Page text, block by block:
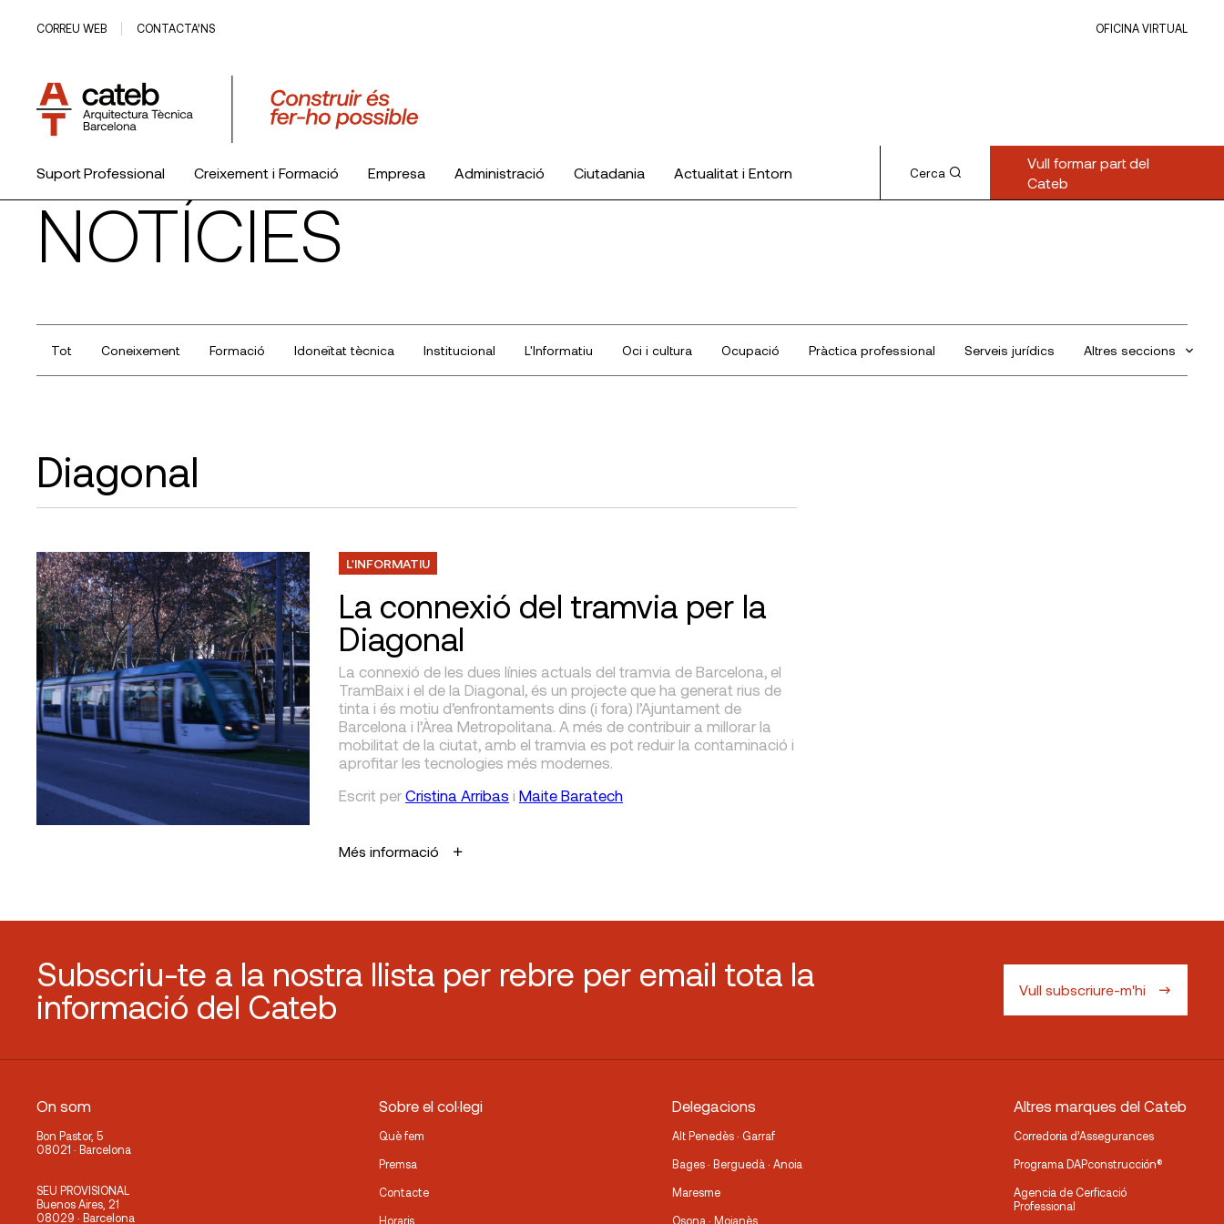
CORREU WEB CONTACTA’NS OFICINA VIRTUAL
Suport Professional Creixement i Formació Empresa Administració Ciutadania Actualitat i Entorn
El Col·legi
Cerca
Vull formar part del
Cateb
NOTÍCIES
Tot Coneixement Formació Idoneïtat tècnica Institucional L'Informatiu Oci i cultura Ocupació Pràctica professional Serveis jurídics Altres seccions
Diagonal
L'INFORMATIU
La connexió del tramvia per la
Diagonal
La connexió de les dues línies actuals del tramvia de Barcelona, el
TramBaix i el de la Diagonal, és un projecte que ha generat rius de
tinta i és motiu d’enfrontaments dins (i fora) l’Ajuntament de
Barcelona i l’Àrea Metropolitana. A més de contribuir a millorar la
mobilitat de la ciutat, amb el tramvia es pot reduir la contaminació i
aprofitar les tecnologies més modernes.
Escrit per Cristina Arribas i Maite Baratech
Més informació
Subscriu-te a la nostra llista per rebre per email tota la
informació del Cateb
Vull subscriure-m'hi
On som
Bon Pastor, 5
08021 · Barcelona
SEU PROVISIONAL
Buenos Aires, 21
08029 · Barcelona
Sobre el col·legi
Què fem
Premsa
Contacte
Horaris
Delegacions
Alt Penedès · Garraf
Bages · Berguedà · Anoia
Maresme
Osona · Moianès
Altres marques del Cateb
Corredoria d’Assegurances
Programa DAPconstrucción®
Agencia de Cerficació
Professional